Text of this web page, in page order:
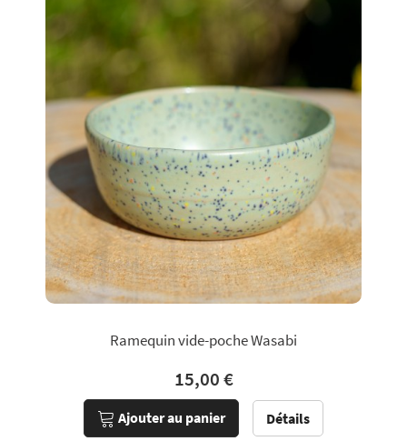
Ramequin vide-poche Wasabi
15,00 €
Ajouter au panier Détails